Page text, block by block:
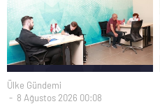
Ülke Gündemi
8 Ağustos 2026 00:08